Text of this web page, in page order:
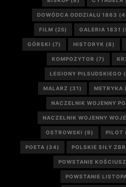
DOWÓDCA ODDZIAŁU 1863
FILM (25) GALERIA 1831
GÓRSKI (7) HISTORYK (8)
KOMPOZYTOR (7)
LEGIONY PIŁSUDSKIEGO
MALARZ (31) METRYKA
NACZELNIK WOJENNY
NACZELNIK WOJENNY
OSTROWSKI (9) PILOT
POETA (34) POLSKIE SIŁY
POWSTANIE
POWSTANIE